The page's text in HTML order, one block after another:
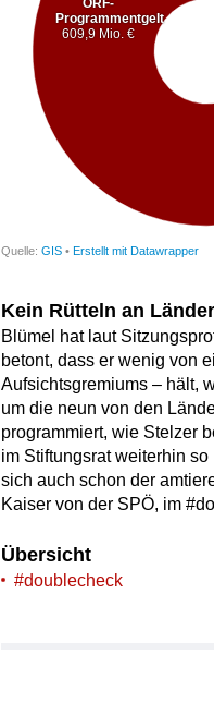
Kein Rütteln an
Blümel hat laut
betont, dass er wenig von
Aufsichtsgremiums – hält,
um die neun von den
programmiert, wie Stelzer
im Stiftungsrat weiterhin
sich auch schon der
Kaiser von der SPÖ, im
Übersicht
#doublecheck